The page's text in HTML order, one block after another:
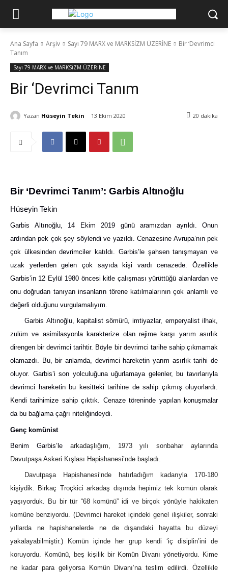
Ana Sayfa Arşiv Sayı 79 MARX ve MARKSİZM ÜZERİNE
Bir ‘Devrimci
Tanım
Sayı 79 MARX ve MARKSİZM ÜZERİNE
Bir ‘Devrimci Tanım
Yazan Hüseyin Tekin 13 Ekim 2020 20 dakika
Bir ‘Devrimci Tanım’: Garbis Altınoğlu
Hüseyin Tekin
Garbis Altınoğlu, 14 Ekim 2019 günü aramızdan ayrıldı. Onun
ardından pek çok şey söylendi ve yazıldı. Cenazesine Avrupa’nın pek
çok ülkesinden devrimciler katıldı. Garbis’le şahsen tanışmayan ve
uzak yerlerden gelen çok sayıda kişi vardı cenazede. Özellikle
Garbis’in 12 Eylül 1980 öncesi kitle çalışması yürüttüğü alanlardan ve
onu doğrudan tanıyan insanların törene katılmalarının çok anlamlı ve
değerli olduğunu vurgulamalıyım.
Garbis Altınoğlu, kapitalist sömürü, imtiyazlar, emperyalist ilhak,
zulüm ve asimilasyonla karakterize olan rejime karşı yarım asırlık
direngen bir devrimci tarihtir. Böyle bir devrimci tarihe sahip çıkmamak
olamazdı. Bu, bir anlamda, devrimci hareketin yarım asırlık tarihi de
oluyor. Garbis’i son yolculuğuna uğurlamaya gelenler, bu tavırlarıyla
devrimci hareketin bu kesitteki tarihine de sahip çıkmış oluyorlardı.
Kendi tarihimize sahip çıktık. Cenaze töreninde yapılan konuşmalar
da bu bağlama çağrı niteliğindeydi.
Genç komünist
Benim Garbis’le arkadaşlığım, 1973 yılı sonbahar aylarında
Davutpaşa Askeri Kışlası Hapishanesi’nde başladı.
Davutpaşa Hapishanesi‘nde hatırladığım kadarıyla 170-180
kişiydik. Birkaç Troçkici arkadaş dışında hepimiz tek komün olarak
yaşıyorduk. Bu bir tür “68 komünü” idi ve birçok yönüyle hakikaten
komüne benziyordu. (Devrimci hareket içindeki genel ilişkiler, sonraki
yıllarda ne hapishanelerde ne de dışarıdaki hayatta bu düzeyi
yakalayabilmiştir.) Komün içinde her grup kendi ‘iç disiplin’ini de
koruyordu. Komünü, beş kişilik bir Komün Divanı yönetiyordu. Kime
ne kadar para geliyorsa Komün Divanı’na teslim edilirdi. Özellikle